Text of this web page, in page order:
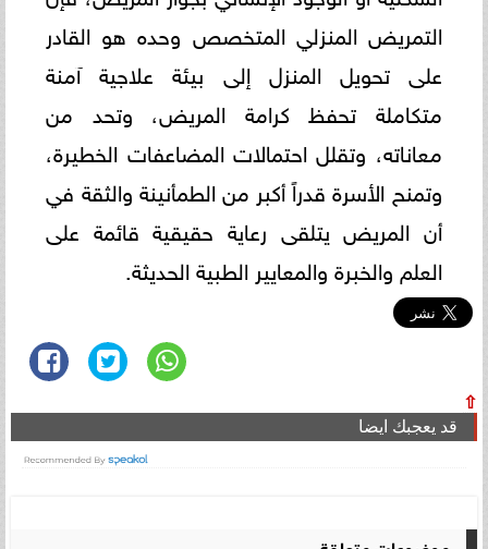
التمريض المنزلي المتخصص وحده هو القادر
على تحويل المنزل إلى بيئة علاجية آمنة
متكاملة تحفظ كرامة المريض، وتحد من
معاناته، وتقلل احتمالات المضاعفات الخطيرة،
وتمنح الأسرة قدراً أكبر من الطمأنينة والثقة في
أن المريض يتلقى رعاية حقيقية قائمة على
العلم والخبرة والمعايير الطبية الحديثة.
⇧
قد يعجبك ايضا